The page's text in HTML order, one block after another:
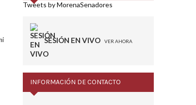
Tweets by MorenaSenadores
SESIÓN EN VIVO VER AHORA
INFORMACIÓN DE CONTACTO